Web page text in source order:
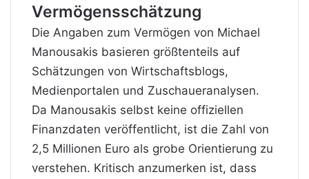
Vermögensschätzung
Die Angaben zum Vermögen von Michael
Manousakis basieren größtenteils auf
Schätzungen von Wirtschaftsblogs,
Medienportalen und Zuschaueranalysen.
Da Manousakis selbst keine offiziellen
Finanzdaten veröffentlicht, ist die Zahl von
2,5 Millionen Euro als grobe Orientierung zu
verstehen. Kritisch anzumerken ist, dass